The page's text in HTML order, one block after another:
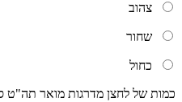
צהוב
שחור
כחול
של לחצן מדרגות מואר תה"ט ספיר